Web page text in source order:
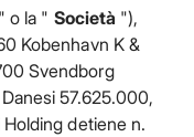
" o la " Società "),
Kobenhavn K &
Svendborg
57.625.000,
detiene n.